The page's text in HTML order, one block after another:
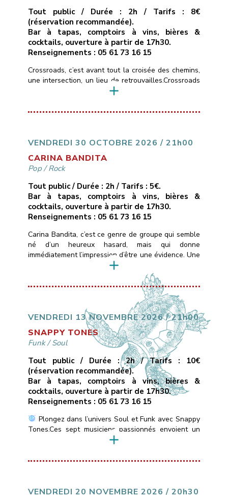
Tout public / Durée : 2h / Tarifs : 8€
(réservation recommandée).
Bar à tapas, comptoirs à vins, bières &
cocktails, ouverture à partir de 17h30.
Renseignements : 05 61 73 16 15
Crossroads, c’est avant tout la croisée des chemins,
une intersection, un lieu de retrouvailles.Crossroads
c’est aussi un hommage à la chanson de Calvin
d’une ballade blues-country en guitare-voix, à des
jonctions métissées et bruyantes.Crossroads
VENDREDI 30 OCTOBRE 2026 / 21h00
CARINA BANDITA
Pop/Rock
Tout public / Durée : 2h / Tarifs : 5€.
Bar à tapas, comptoirs à vins, bières &
cocktails, ouverture à partir de 17h30.
Renseignements : 05 61 73 16 15
Carina Bandita, c’est ce genre de groupe qui semble
né d’un heureux hasard, mais qui donne
immédiatement l’impression d’être une évidence. Une
formation rock dont les membres viennent de
différentes parties du monde, chacun portant dans
ses bagages un accent, une histoire, une couleur
musicale.Ce qui les uni, c’est une passion commune
VENDREDI 13 NOVEMBRE 2026 / 21h00
SNAPPY TONES
Funk/Soul
Tout public / Durée : 2h / Tarifs : 10€
(réservation recommandée).
Bar à tapas, comptoirs à vins, bières &
cocktails, ouverture à partir de 17h30.
Renseignements : 05 61 73 16 15
Plongez dans l’univers Soul et Funk avec Snappy
Tones.Ces sept musiciens passionnés envoient un
son vif et énergique des incontournables de la Soul
du Funk: Jamiroquai, Chaka Khan, Earth, Wind &
conso )
Les Marins d’Eau […]
VENDREDI 20 NOVEMBRE 2026 / 20h30